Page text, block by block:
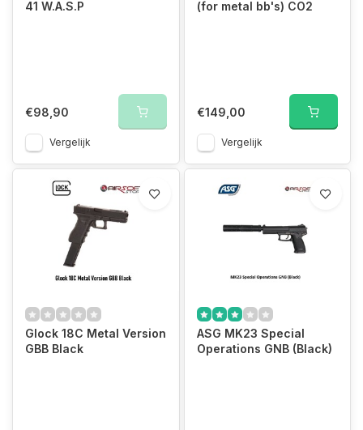
41 W.A.S.P
€98,90
Vergelijk
(for metal bb's) CO2
€149,00
Vergelijk
Glock 18C Metal Version
GBB Black
ASG MK23 Special
Operations GNB (Black)